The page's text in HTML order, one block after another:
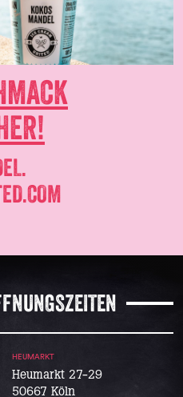
HEUMARKT
Heumarkt 27-29
50667 Köln